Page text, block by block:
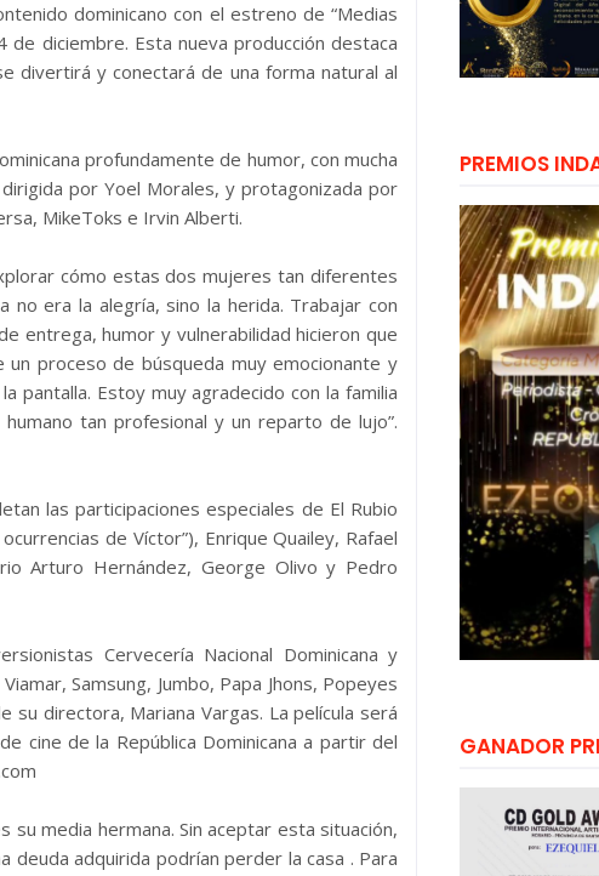
dominicano con el estreno de “Medias
diciembre. Esta nueva producción destaca
divertirá y conectará de una forma natural al
profundamente de humor, con mucha
por Yoel Morales, y protagonizada por
MikeToks e Irvin Alberti.
cómo estas dos mujeres tan diferentes
no era la alegría, sino la herida. Trabajar con
entrega, humor y vulnerabilidad hicieron que
proceso de búsqueda muy emocionante y
pantalla. Estoy muy agradecido con la familia
tan profesional y un reparto de lujo”.
las participaciones especiales de El Rubio
de Víctor”), Enrique Quailey, Rafael
Arturo Hernández, George Olivo y Pedro
Cervecería Nacional Dominicana y
Samsung, Jumbo, Papa Jhons, Popeyes
su directora, Mariana Vargas. La película será
cine de la República Dominicana a partir del
media hermana. Sin aceptar esta situación,
adquirida podrían perder la casa . Para
PREMIOS
GANADOR